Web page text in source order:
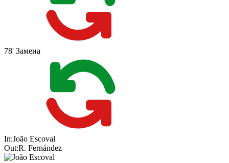
78' Замена
In:João Escoval
Out:R. Fernández